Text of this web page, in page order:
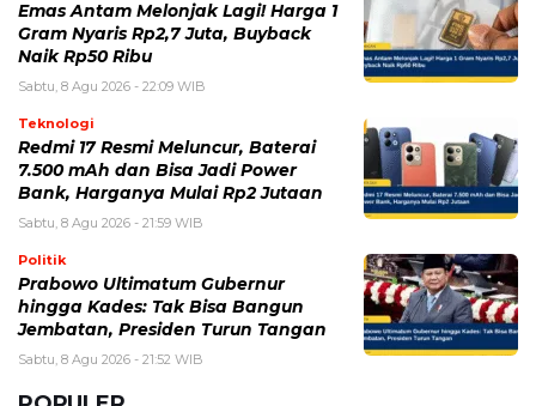
Emas Antam Melonjak Lagi! Harga 1
Gram Nyaris Rp2,7 Juta, Buyback
Naik Rp50 Ribu
Sabtu, 8 Agu 2026 - 22:09 WIB
Teknologi
Redmi 17 Resmi Meluncur, Baterai
7.500 mAh dan Bisa Jadi Power
Bank, Harganya Mulai Rp2 Jutaan
Sabtu, 8 Agu 2026 - 21:59 WIB
Politik
Prabowo Ultimatum Gubernur
hingga Kades: Tak Bisa Bangun
Jembatan, Presiden Turun Tangan
Sabtu, 8 Agu 2026 - 21:52 WIB